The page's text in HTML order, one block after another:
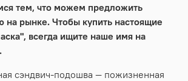
тем, что можем предложить
на рынке. Чтобы купить настоящие
всегда ищите наше имя на
сэндвич-подошва — пожизненная